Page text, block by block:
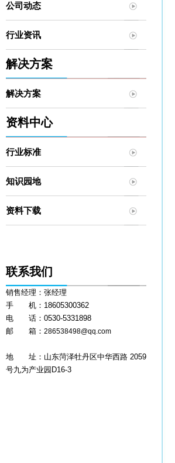
公司动态
行业资讯
解决方案
解决方案
资料中心
行业标准
知识园地
资料下载
联系我们
销售经理：张经理
手 机：18605300362
电 话：0530-5331898
邮 箱： 286538498@qq.com
地 址：山东菏泽牡丹区中华西路 2059
号九为产业园D16-3